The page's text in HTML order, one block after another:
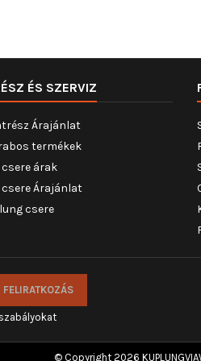
ÉS SZERVIZ
Árajánlat
termékek
árak
Árajánlat
csere
© Copyright 2026